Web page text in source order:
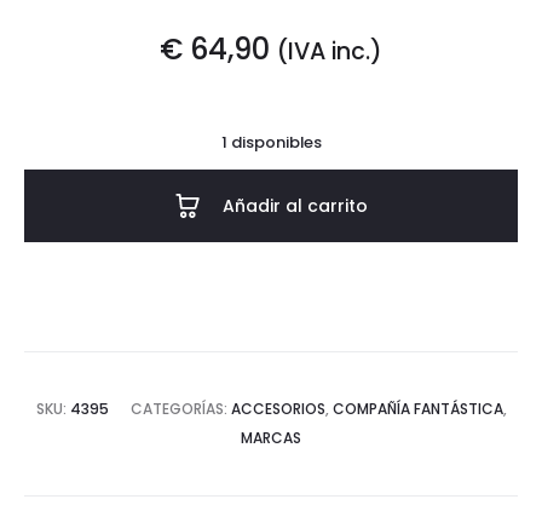
€ 64,90 (IVA inc.)
1 disponibles
Añadir al carrito
SKU: 4395 CATEGORÍAS: ACCESORIOS, COMPAÑÍA FANTÁSTICA,
MARCAS